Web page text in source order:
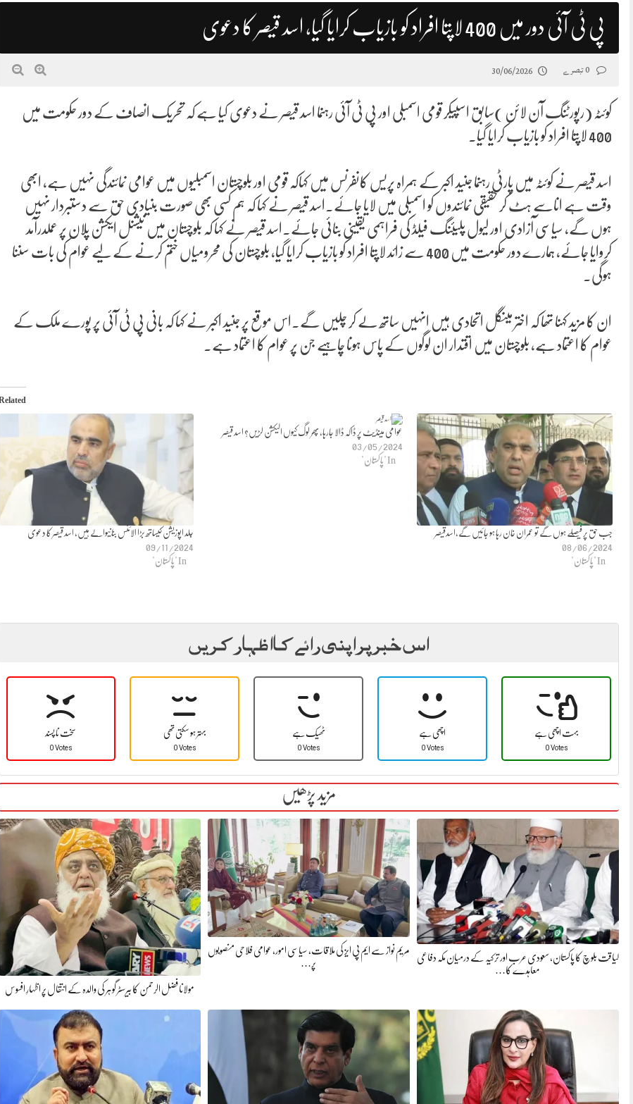
پی ٹی آئی دور میں 400 لاپتا افراد کو بازیاب کرایا گیا، اسد قیصر کا دعوی
30/06/2026
کوئٹہ (رپورٹنگ آن لائن )سابق اسپیکر قومی اسمبلی اور پی ٹی آئی رہنما اسد قیصر نے دعوی کیا ہے کہ تحریک انصاف کے دور حکومت میں
400 لاپتا افراد کو بازیاب کرایا گیا۔
اسد قیصر نے کوئٹہ میں پارٹی رہنما جنید اکبر کے ہمراہ پریس کانفرنس میں کہاکہ قومی اور بلوچستان اسمبلیوں میں عوامی نمائندگی نہیں ہے، ابھی
وقت ہے اناسے ہٹ کر حقیقی نمائندوں کو اسمبلی میں لایا جائے۔اسد قیصر نے کہا کہ ہم کسی بھی صورت بنیادی حق سے دستبردار نہیں
ہوں گے، سیاسی آزادی اور لیول پلیئنگ فیلڈ کی فراہمی یقینی بنائی جائے۔اسد قیصر نے کہا کہ بلوچستان میں نیشنل ایکشن پلان پر عملدرآمد
کروایا جائے، ہمارے دور حکومت میں 400 سے زائد لاپتا افراد کو بازیاب کرایا گیا، بلوچستان کی محرومیاں ختم کرنے کے لیے عوام کی بات سننا
ہوگی۔
ان کا مزید کہنا تھا کہ اختر مینگل اتحادی ہیں انہیں ساتھ لے کر چلیں گے۔اس موقع پر جنید اکبر نے کہا کہ بانی پی ٹی آئی پر پورے ملک کے
عوام کا اعتماد ہے، بلوچستان میں اقتدار ان لوگوں کے پاس ہونا چاہیے جن پر عوام کا اعتماد ہے۔
Related
جلد اپوزیشن کیساتھ بڑا الائنس بنانیوالے ہیں، اسد قیصر کا دعوی
09/11/2024
In "پاکستان"
عوامی مینڈیٹ پر ڈاکہ ڈالا جارہا، پھر لوگ کیوں الیکشن لڑیں؟ اسد قیصر
03/05/2024
In "پاکستان"
جب حق پر فیصلے ہوں گے تو عمران خان رہا ہو جائیں گے،اسدقیصر
08/06/2024
In "پاکستان"
اس خبر پر اپنی رائے کا اظہار کریں
سخت نا پسند
0 Votes
بہتر ہو سکتی تھی
0 Votes
ٹھیک ہے
0 Votes
اچھی ہے
0 Votes
بہت اچھی ہے
0 Votes
مزید پڑھیں
لیاقت بلوچ کا پاکستان، سعودی عرب اور ترکیہ کے درمیان مکہ دفاعی
معاہدے کا…
مریم نواز سے ایم پی ایز کی ملاقات، سیاسی امور، عوامی فلاحی منصوبوں
پر…
مولانا فضل الرحمن کا بیرسٹر گوہر کی والدہ کے انتقال پر اظہارِ افسوس